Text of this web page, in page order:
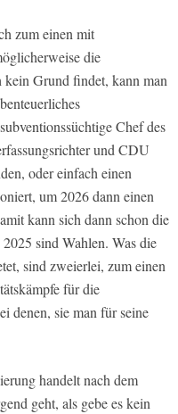
zum einen mit
die
kein Grund findet, kann man
Chef des
und CDU
oder einfach einen
um 2026 dann einen
kann sich dann schon die
sind Wahlen. Was die
sind zweierlei, zum einen
für die
denen, sie man für seine
handelt nach dem
geht, als gebe es kein